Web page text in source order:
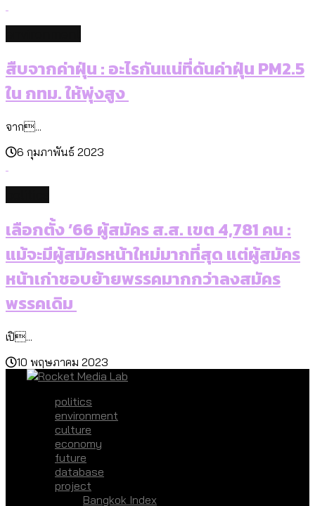
สืบจากค่าฝุ่น : อะไรกันแน่ที่ดันค่าฝุ่น PM2.5
ใน กทม. ให้พุ่งสูง
จาก...
6 กุมภาพันธ์ 2023
เลือกตั้ง ’66 ผู้สมัคร ส.ส. เขต 4,781 คน :
แม้จะมีผู้สมัครหน้าใหม่มากที่สุด แต่ผู้สมัคร
หน้าเก่าชอบย้ายพรรคมากกว่าลงสมัคร
พรรคเดิม
เปิ...
10 พฤษภาคม 2023
politics
environment
culture
economy
future
database
project
Bangkok Index